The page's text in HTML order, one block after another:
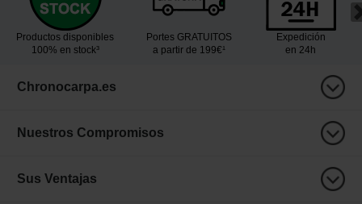
Productos disponibles
100% en stock³
Portes GRATUITOS
a partir de 199€¹
Expedición
en 24h
Chronocarpa.es
Nuestros Compromisos
Sus Ventajas